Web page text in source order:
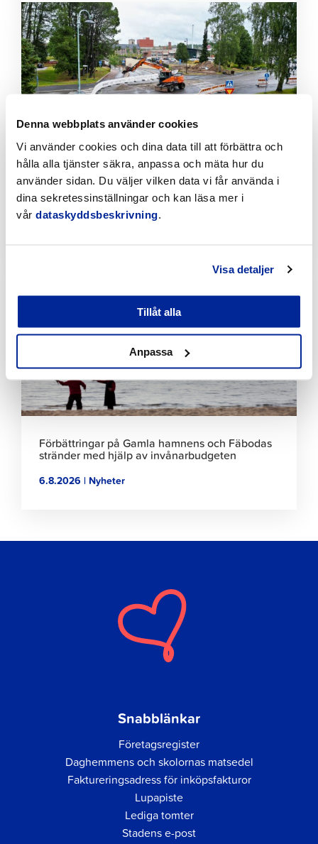
Denna webbplats använder cookies
Vi använder cookies och dina data till att förbättra och
hålla alla tjänster säkra, anpassa och mäta hur du
använder sidan. Du väljer vilken data vi får använda i
dina sekretessinställningar och kan läsa mer i
vår dataskyddsbeskrivning
Visa detaljer
Tillåt alla
Anpassa
Klicka
för
att
läsa
artikeln
Tillfälliga trafikarrangemang vid Sikören samt i
korsningen mellan Stationsvägen och
Jakobsgatan
att
artikeln
Förbättringar på Gamla hamnens och Fäbodas
stränder med hjälp av invånarbudgeten
6.8.2026 | Nyheter
Snabblänkar
Företagsregister
Daghemmens och skolornas matsedel
Faktureringsadress för inköpsfakturor
Lupapiste
Lediga tomter
Stadens e-post